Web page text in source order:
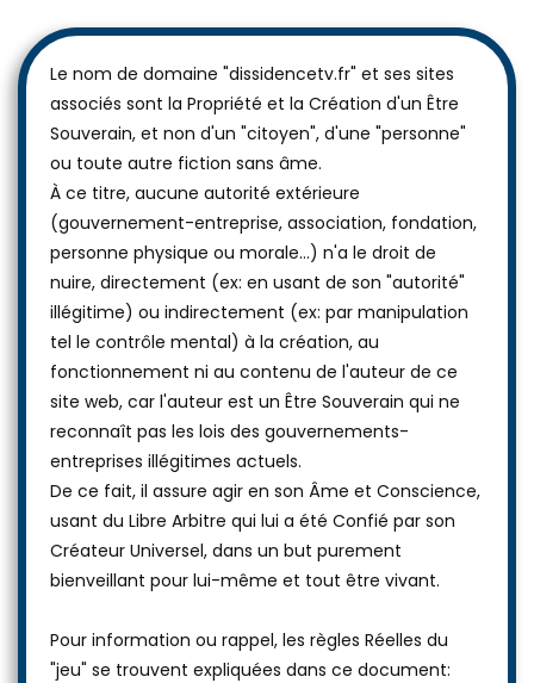
Le nom de domaine "dissidencetv.fr" et ses sites
associés sont la Propriété et la Création d'un Être
Souverain, et non d'un "citoyen", d'une "personne"
ou toute autre fiction sans âme.
À ce titre, aucune autorité extérieure
(gouvernement-entreprise, association, fondation,
personne physique ou morale...) n'a le droit de
nuire, directement (ex: en usant de son "autorité"
illégitime) ou indirectement (ex: par manipulation
tel le contrôle mental) à la création, au
fonctionnement ni au contenu de l'auteur de ce
site web, car l'auteur est un Être Souverain qui ne
reconnaît pas les lois des gouvernements-
entreprises illégitimes actuels.
De ce fait, il assure agir en son Âme et Conscience,
usant du Libre Arbitre qui lui a été Confié par son
Créateur Universel, dans un but purement
bienveillant pour lui-même et tout être vivant.
Pour information ou rappel, les règles Réelles du
"jeu" se trouvent expliquées dans ce document: